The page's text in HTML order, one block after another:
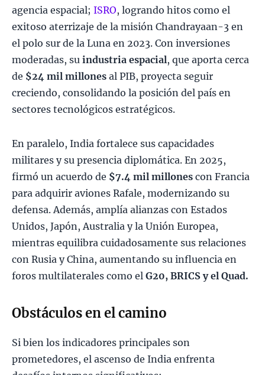
agencia espacial; ISRO, logrando hitos como el
exitoso aterrizaje de la misión Chandrayaan-3 en
el polo sur de la Luna en 2023. Con inversiones
moderadas, su industria espacial, que aporta cerca
de $24 mil millones al PIB, proyecta seguir
creciendo, consolidando la posición del país en
sectores tecnológicos estratégicos.
En paralelo, India fortalece sus capacidades
militares y su presencia diplomática. En 2025,
firmó un acuerdo de $7.4 mil millones con Francia
para adquirir aviones Rafale, modernizando su
defensa. Además, amplía alianzas con Estados
Unidos, Japón, Australia y la Unión Europea,
mientras equilibra cuidadosamente sus relaciones
con Rusia y China, aumentando su influencia en
foros multilaterales como el G20, BRICS y el Quad.
Obstáculos en el camino
Si bien los indicadores principales son
prometedores, el ascenso de India enfrenta